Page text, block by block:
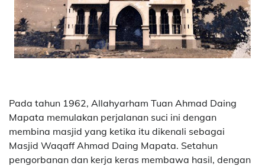
Pada tahun 1962, Allahyarham Tuan Ahmad Daing
Mapata memulakan perjalanan suci ini dengan
membina masjid yang ketika itu dikenali sebagai
Masjid Waqaff Ahmad Daing Mapata. Setahun
pengorbanan dan kerja keras membawa hasil, dengan